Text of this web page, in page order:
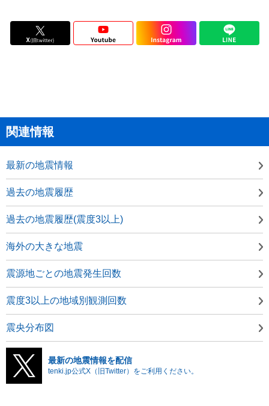
関連情報
最新の地震情報
過去の地震履歴
過去の地震履歴(震度3以上)
海外の大きな地震
震源地ごとの地震発生回数
震度3以上の地域別観測回数
震央分布図
最新の地震情報を配信
tenki.jp公式X（旧Twitter）をご利用ください。